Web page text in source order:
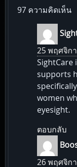
97 ความคิดเห็น
25 พฤศจิก
supports
women
eyesight.
ตอบกลับ
26 พฤศจิก